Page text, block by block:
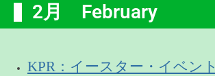
2月 February
KPR：イースター・イベント